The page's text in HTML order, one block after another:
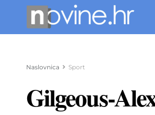
Naslovnica Sport
Gilgeous-